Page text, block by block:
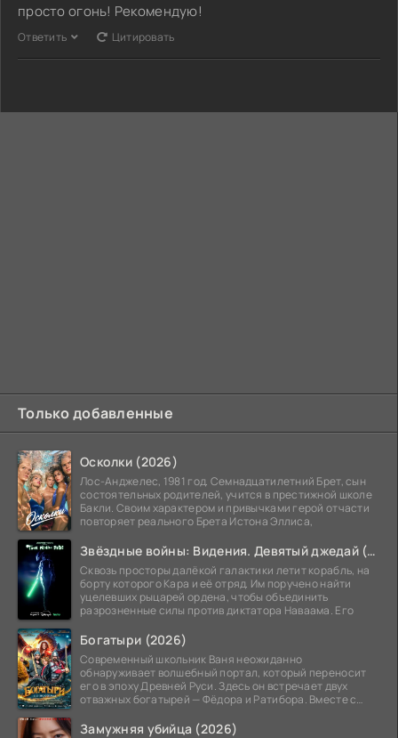
просто огонь! Рекомендую!
Ответить Цитировать
Только добавленные
Осколки (2026)
Лос-Анджелес, 1981 год. Семнадцатилетний Брет, сын
состоятельных родителей, учится в престижной школе
Бакли. Своим характером и привычками герой отчасти
повторяет реального Брета Истона Эллиса,
Звёздные войны: Видения. Девятый джедай (2026)
Сквозь просторы далёкой галактики летит корабль, на
борту которого Кара и её отряд. Им поручено найти
уцелевших рыцарей ордена, чтобы объединить
разрозненные силы против диктатора Наваама. Его
Богатыри (2026)
Современный школьник Ваня неожиданно
обнаруживает волшебный портал, который переносит
его в эпоху Древней Руси. Здесь он встречает двух
отважных богатырей — Фёдора и Ратибора. Вместе с
Замужняя убийца (2026)